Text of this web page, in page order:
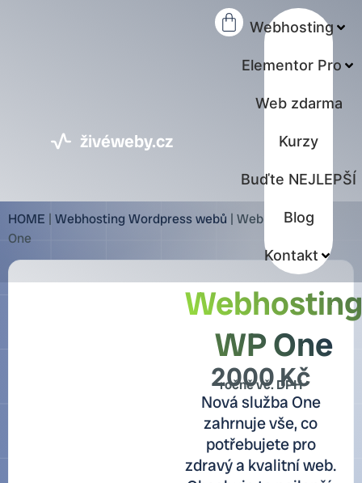
živéweby.cz
Webhosting
Elementor Pro
Web zdarma
Kurzy
Buďte NEJLEPŠÍ
Blog
Kontakt
HOME | Webhosting Wordpress webů | Webhosting WP
One
Webhosting
WP One
2000Kč
ročně vč. DPH
Nová služba One
zahrnuje vše, co
potřebujete pro
zdravý a kvalitní web.